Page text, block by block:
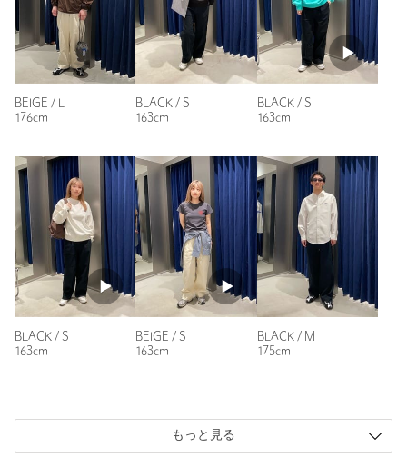
BEIGE / L
176cm
BLACK / S
163cm
BLACK / S
163cm
BLACK / S
163cm
BEIGE / S
163cm
BLACK / M
175cm
もっと見る